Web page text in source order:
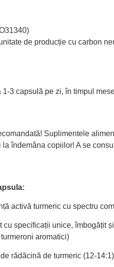
de producție cu carbon
3 capsulă pe zi, în timpul
Suplimentele
la îndemâna copiilor! A se
activă turmeric cu spectru
cu specificații unice, îmbogățit
aromatici)
rădăcină de turmeric (12-